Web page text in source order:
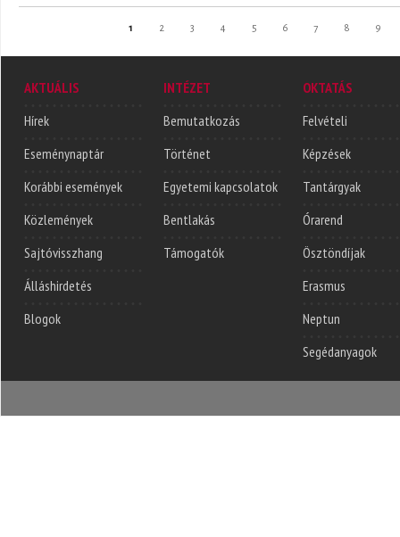
1 2 3 4 5 6 7 8 9
AKTUÁLIS
Hírek
Eseménynaptár
Korábbi események
Közlemények
Sajtóvisszhang
Álláshirdetés
Blogok
INTÉZET
Bemutatkozás
Történet
Egyetemi kapcsolatok
Bentlakás
Támogatók
OKTATÁS
Felvételi
Képzések
Tantárgyak
Órarend
Ösztöndíjak
Erasmus
Neptun
Segédanyagok